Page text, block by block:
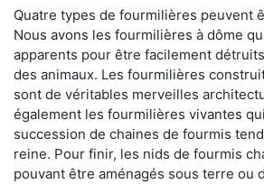
Quatre types de fourmilières peuvent
Nous avons les fourmilières à dôme
apparents pour être facilement
des animaux. Les fourmilières
sont de véritables merveilles
également les fourmilières vivantes
succession de chaines de fourmis
reine. Pour finir, les nids de fourmis
pouvant être aménagés sous terre ou